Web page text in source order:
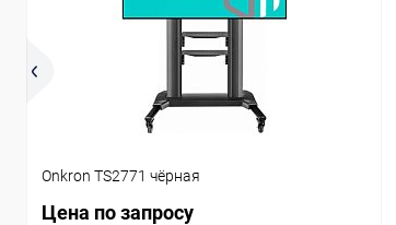
Onkron TS2771 чёрная
Цена по запросу